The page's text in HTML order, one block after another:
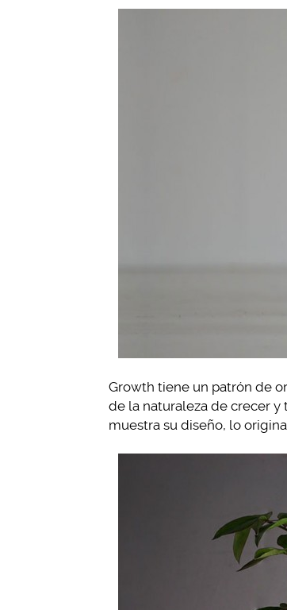
Growth tiene un patrón de
de la naturaleza de crecer y
muestra su diseño, lo